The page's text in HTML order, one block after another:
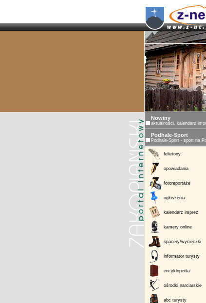
Nowiny
aktualności, kalendarz
Podhale-Sport
Podhale-Sport - sport na
felietony
opowiadania
fotoreportaże
ogłoszenia
kalendarz imprez
kamery online
spacery/wycieczki
informator turysty
encyklopedia
ośrodki narciarskie
abc turysty